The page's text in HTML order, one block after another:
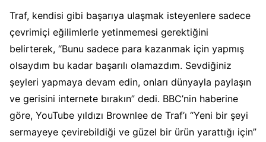
Traf, kendisi gibi başarıya ulaşmak isteyenlere sadece
çevrimiçi eğilimlerle yetinmemesi gerektiğini
belirterek, “Bunu sadece para kazanmak için yapmış
olsaydım bu kadar başarılı olamazdım. Sevdiğiniz
şeyleri yapmaya devam edin, onları dünyayla paylaşın
ve gerisini internete bırakın” dedi. BBC’nin haberine
göre, YouTube yıldızı Brownlee de Traf’ı “Yeni bir şeyi
sermayeye çevirebildiği ve güzel bir ürün yarattığı için”